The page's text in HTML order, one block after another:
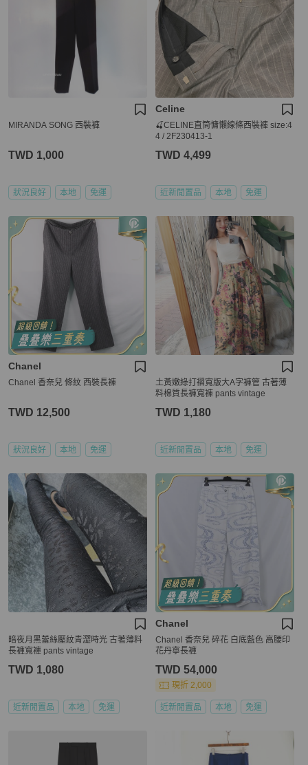
MIRANDA SONG 西裝褲
TWD 1,000
狀況良好 本地 免運
Celine
🍒CELINE直筒慵懶線條西裝褲 size:4
4 / 2F230413-1
TWD 4,499
近新閒置品 本地 免運
Chanel
Chanel 香奈兒 條紋 西裝長褲
TWD 12,500
狀況良好 本地 免運
土黃嫩綠打褶寬版大A字褲管 古著薄
料棉質長褲寬褲 pants vintage
TWD 1,180
近新閒置品 本地 免運
暗夜月黑蕾絲壓紋青澀時光 古著薄料
長褲寬褲 pants vintage
TWD 1,080
近新閒置品 本地 免運
Chanel
Chanel 香奈兒 碎花 白底藍色 高腰印
花丹寧長褲
TWD 54,000
現折 2,000
近新閒置品 本地 免運